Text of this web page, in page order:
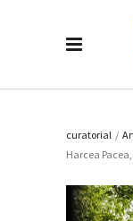
curatorial /
Harcea